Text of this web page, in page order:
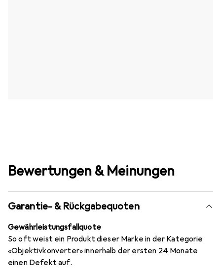
Bewertungen & Meinungen
Garantie- & Rückgabequoten
Gewährleistungsfallquote
So oft weist ein Produkt dieser Marke in der Kategorie
«Objektivkonverter» innerhalb der ersten 24 Monate
einen Defekt auf.